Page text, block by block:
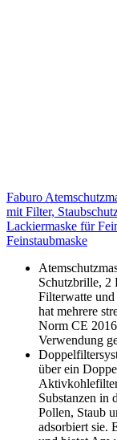
Faburo
mit Filter,
Lackiermaske für
Feinstaubmaske
Schutzbrille, 2
Filterwatte und
hat mehrere
Norm CE
Verwendung
über ein
Substanzen in
Pollen, Staub
adsorbiert sie.